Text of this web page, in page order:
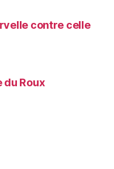
contre celle
Roux